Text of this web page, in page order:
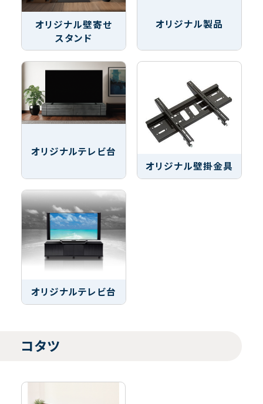
オリジナル壁寄せ
スタンド
オリジナル製品
オリジナルテレビ台
オリジナル壁掛金具
オリジナルテレビ台
コタツ